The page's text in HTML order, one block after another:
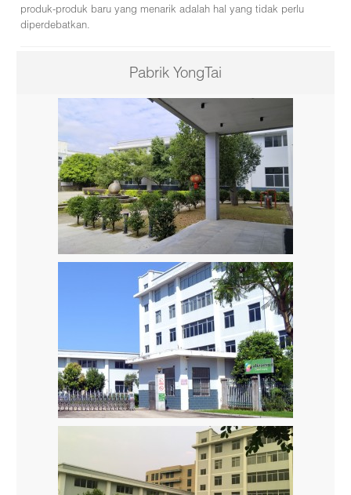
produk-produk baru yang menarik adalah hal yang tidak perlu
diperdebatkan.
Pabrik YongTai